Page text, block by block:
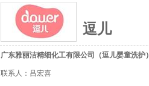
逗儿
广东雅丽洁精细化工有限公司（逗儿婴童洗护）
联系人：吕宏喜